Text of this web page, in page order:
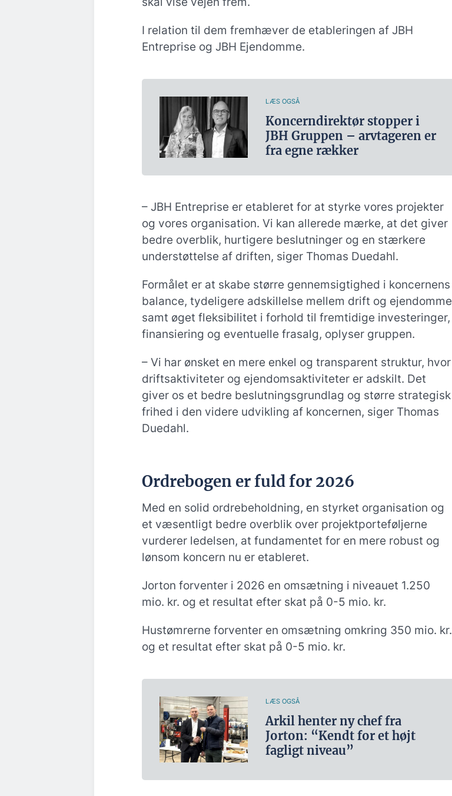
I relation til dem fremhæver de etableringen af JBH
Entreprise og JBH Ejendomme.
LÆS OGSÅ
Koncerndirektør stopper i
JBH Gruppen – arvtageren er
fra egne rækker
– JBH Entreprise er etableret for at styrke vores projekter
og vores organisation. Vi kan allerede mærke, at det giver
bedre overblik, hurtigere beslutninger og en stærkere
understøttelse af driften, siger Thomas Duedahl.
Formålet er at skabe større gennemsigtighed i koncernens
balance, tydeligere adskillelse mellem drift og ejendomme
samt øget fleksibilitet i forhold til fremtidige investeringer,
finansiering og eventuelle frasalg, oplyser gruppen.
– Vi har ønsket en mere enkel og transparent struktur, hvor
driftsaktiviteter og ejendomsaktiviteter er adskilt. Det
giver os et bedre beslutningsgrundlag og større strategisk
frihed i den videre udvikling af koncernen, siger Thomas
Duedahl.
Ordrebogen er fuld for 2026
Med en solid ordrebeholdning, en styrket organisation og
et væsentligt bedre overblik over projektporteføljerne
vurderer ledelsen, at fundamentet for en mere robust og
lønsom koncern nu er etableret.
Jorton forventer i 2026 en omsætning i niveauet 1.250
mio. kr. og et resultat efter skat på 0-5 mio. kr.
Hustømrerne forventer en omsætning omkring 350 mio. kr.
og et resultat efter skat på 0-5 mio. kr.
LÆS OGSÅ
Arkil henter ny chef fra
Jorton: “Kendt for et højt
fagligt niveau”